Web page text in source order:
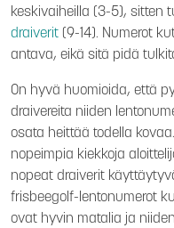
keskivaiheilla (3-5), sitten
draiverit (9-14). Numerot
antava, eikä sitä pidä
On hyvä huomioida, että
draivereita niiden
osata heittää todella
nopeimpia kiekkoja
nopeat draiverit
frisbeegolf-lentonumerot
ovat hyvin matalia ja